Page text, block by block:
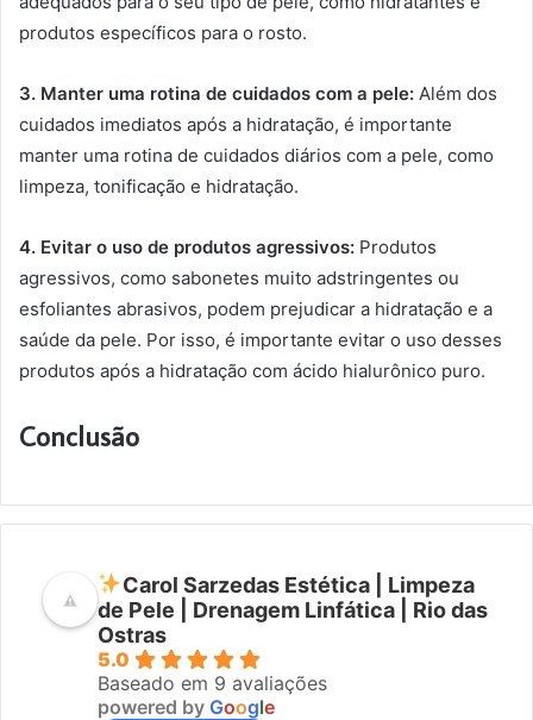
produtos específicos para o rosto.
3. Manter uma rotina de cuidados com a pele: Além dos
cuidados imediatos após a hidratação, é importante
manter uma rotina de cuidados diários com a pele, como
limpeza, tonificação e hidratação.
4. Evitar o uso de produtos agressivos: Produtos
agressivos, como sabonetes muito adstringentes ou
esfoliantes abrasivos, podem prejudicar a hidratação e a
saúde da pele. Por isso, é importante evitar o uso desses
produtos após a hidratação com ácido hialurônico puro.
Conclusão
Carol Sarzedas Estética | Limpeza
de Pele | Drenagem Linfática | Rio das
Ostras
5.0
Baseado em 9 avaliações
powered by Google